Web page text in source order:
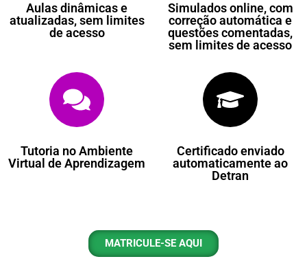
Aulas dinâmicas e
atualizadas, sem limites
de acesso
Simulados online, com
correção automática e
questões comentadas,
sem limites de acesso
Tutoria no Ambiente
Virtual de Aprendizagem
Certificado enviado
automaticamente ao
Detran
MATRICULE-SE AQUI